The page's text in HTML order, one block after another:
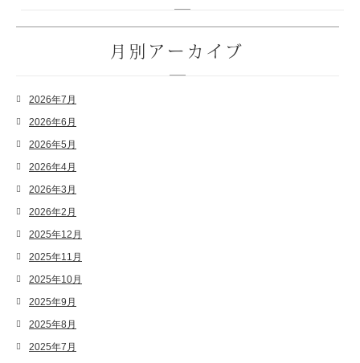
月別アーカイブ
2026年7月
2026年6月
2026年5月
2026年4月
2026年3月
2026年2月
2025年12月
2025年11月
2025年10月
2025年9月
2025年8月
2025年7月